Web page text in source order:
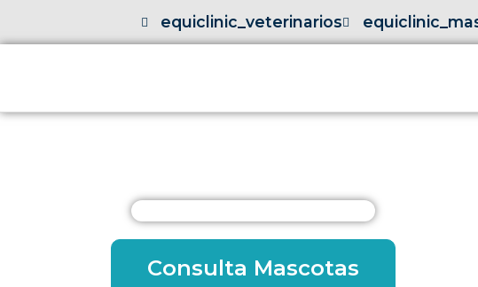
equiclinic_veterinarios
Consulta Mascotas